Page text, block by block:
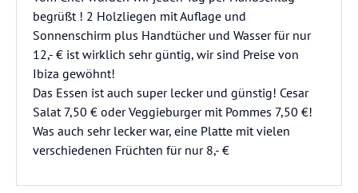
begrüßt ! 2 Holzliegen mit Auflage und
Sonnenschirm plus Handtücher und Wasser für nur
12,- € ist wirklich sehr güntig, wir sind Preise von
Ibiza gewöhnt!
Das Essen ist auch super lecker und günstig! Cesar
Salat 7,50 € oder Veggieburger mit Pommes 7,50 €!
Was auch sehr lecker war, eine Platte mit vielen
verschiedenen Früchten für nur 8,- €